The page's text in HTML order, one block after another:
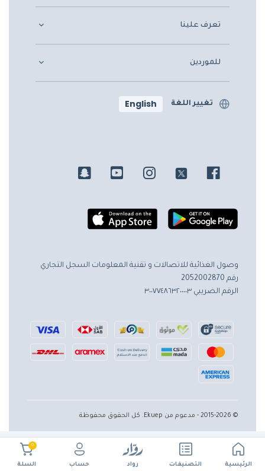
الرئيسية التصنيفات رواد حساب
0
السلة
تعرف علينا
للموردين
تغيير اللغة English
وصول الغذائية للاتصالات و تقنية المعلومات السجل التجاري
رقم 2052002870
الرقم الضريبي ٣٠٠٧٧٤٨٦٣٢٠٠٠٠٣
© 2015-2026 - مدعوم من Ekuep. كل الحقوق محفوظة